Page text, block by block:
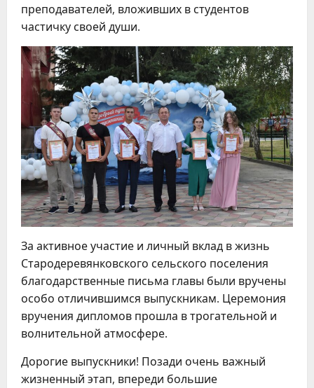
преподавателей, вложивших в студентов
частичку своей души.
За активное участие и личный вклад в жизнь
Стародеревянковского сельского поселения
благодарственные письма главы были вручены
особо отличившимся выпускникам. Церемония
вручения дипломов прошла в трогательной и
волнительной атмосфере.
Дорогие выпускники! Позади очень важный
жизненный этап, впереди большие